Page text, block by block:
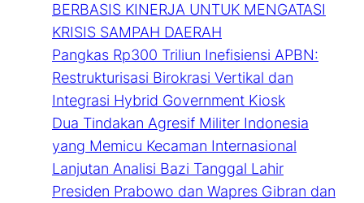
BERBASIS KINERJA UNTUK MENGATASI
KRISIS SAMPAH DAERAH
Pangkas Rp300 Triliun Inefisiensi APBN:
Restrukturisasi Birokrasi Vertikal dan
Integrasi Hybrid Government Kiosk
Dua Tindakan Agresif Militer Indonesia
yang Memicu Kecaman Internasional
Lanjutan Analisi Bazi Tanggal Lahir
Presiden Prabowo dan Wapres Gibran dan